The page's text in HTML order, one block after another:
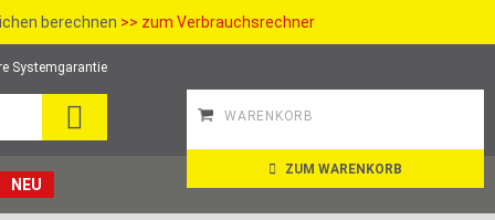
berechnen >> zum Verbrauchsrechner
Systemgarantie
WARENKORB
ZUM WARENKORB
NEU